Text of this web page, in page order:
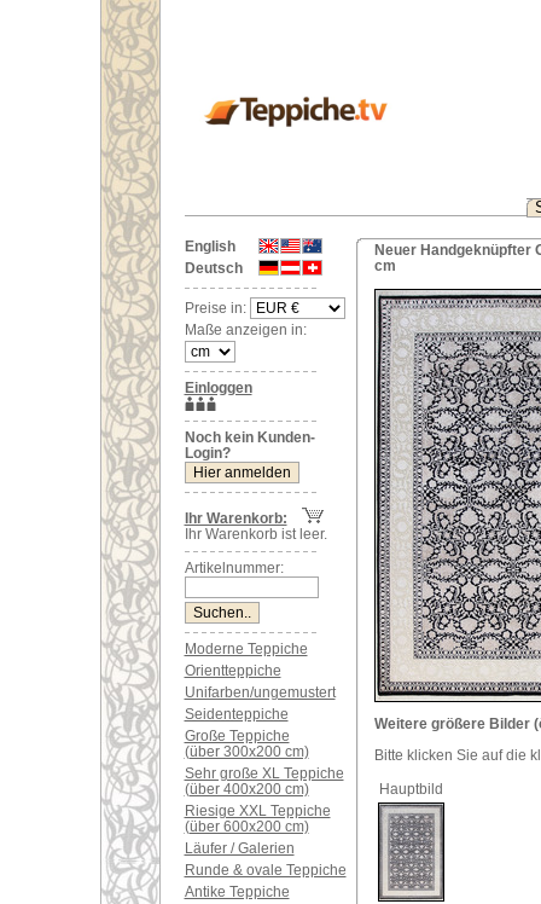
English
Deutsch
Preise in:
Maße anzeigen in:
Einloggen
Noch kein Kunden-
Login?
Ihr Warenkorb:
Ihr Warenkorb ist leer.
Artikelnummer:
Moderne Teppiche
Orientteppiche
Unifarben/ungemustert
Seidenteppiche
Große Teppiche
(über 300x200 cm)
Sehr große XL Teppiche
(über 400x200 cm)
Riesige XXL Teppiche
(über 600x200 cm)
Läufer / Galerien
Runde & ovale Teppiche
Antike Teppiche
Neuer Handgeknüpfter
cm
Weitere größere Bilder
Bitte klicken Sie auf die
Hauptbild